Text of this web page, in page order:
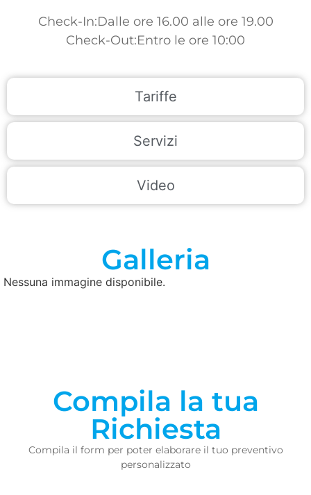
Tariffe
Servizi
Video
Check-In:Dalle ore 16.00 alle ore 19.00
Check-Out:Entro le ore 10:00
Galleria
Nessuna immagine disponibile.
Compila la tua
Richiesta
Compila il form per poter elaborare il tuo preventivo
personalizzato